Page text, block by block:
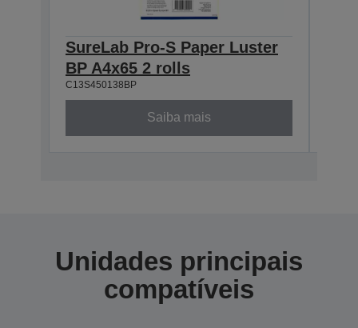
SureLab Pro-S Paper Luster
BP A4x65 2 rolls
C13S450138BP
Saiba mais
Unidades principais
compatíveis